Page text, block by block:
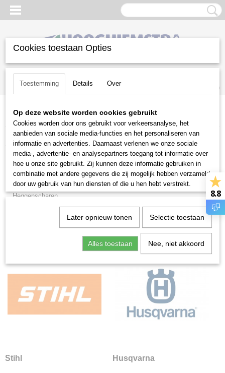
Inloggen Registreren
(0)
Home >Snoeien en Zagen> Stokzagen
Snoeien en Zagen
Brandhoutmachines
Hakselaars
Heggenscharen
Houtversnipperaars
Kettingzagen | toebehoren
Stokheggenscharen
Stokzagen
Stihl
Husqvarna
Stihl Husqvarna
8.8
Cookies toestaan Opties
Toestemming Details Over
Op deze website worden cookies gebruikt
Cookies worden door ons gebruikt voor verkeersanalyse, het
aanbieden van sociale media-functies en het personaliseren van
informatie en advertenties. Daarnaast verlenen we onze sociale
media-, advertentie- en analysepartners toegang tot informatie over
hoe u onze site gebruikt. Zij kunnen deze informatie gebruiken in
combinatie met andere gegevens die zij mogelijk hebben verzameld
door uw gebruik van hun diensten of die u hen hebt verstrekt.
Later opnieuw tonen Selectie toestaan
Alles toestaan Nee, niet akkoord